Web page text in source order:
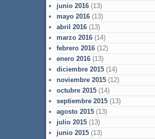
junio 2016(13)
mayo 2016(13)
abril 2016(13)
marzo 2016(14)
febrero 2016(12)
enero 2016(13)
diciembre 2015(14)
noviembre 2015(12)
octubre 2015(14)
septiembre 2015(13)
agosto 2015(13)
julio 2015(13)
junio 2015(13)